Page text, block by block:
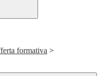
formativa >